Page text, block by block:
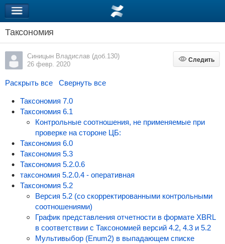
Таксономия
Синицын Владислав (доб.130)
26 февр. 2020
Следить
Следить
Раскрыть все Свернуть все
Таксономия 7.0
Таксономия 6.1
Контрольные соотношения, не применяемые при
проверке на стороне ЦБ:
Таксономия 6.0
Таксономия 5.3
Таксономия 5.2.0.6
таксономия 5.2.0.4 - оперативная
Таксономия 5.2
Версия 5.2 (со скорректированными контрольными
соотношениями)
График представления отчетности в формате XBRL
в соответствии с Таксономией версий 4.2, 4.3 и 5.2
Мультивыбор (Enum2) в выпадающем списке